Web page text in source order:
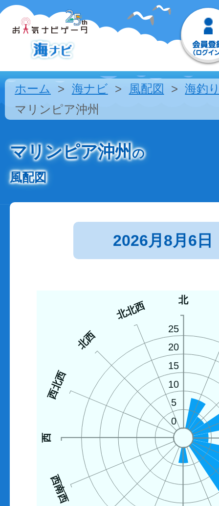
ホーム 海ナビ 風配図
海釣
マリンピア沖州
マリンピア沖州の
風配図
2026月8月6日
北
西南西
西
西北西
北西
北北西
0
5
10
15
20
25